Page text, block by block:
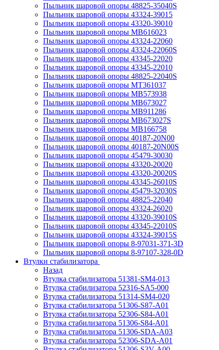
Пыльник шаровой опоры 48825-35040S
Пыльник шаровой опоры 43324-39015
Пыльник шаровой опоры 43320-39010
Пыльник шаровой опоры MB616023
Пыльник шаровой опоры 43324-22060
Пыльник шаровой опоры 43324-22060S
Пыльник шаровой опоры 43345-22020
Пыльник шаровой опоры 43345-22010
Пыльник шаровой опоры 48825-22040S
Пыльник шаровой опоры MT361037
Пыльник шаровой опоры MB573938
Пыльник шаровой опоры MB673027
Пыльник шаровой опоры MB911286
Пыльник шаровой опоры MB673027S
Пыльник шаровой опоры MB166758
Пыльник шаровой опоры 40187-20N00
Пыльник шаровой опоры 40187-20N00S
Пыльник шаровой опоры 45479-30030
Пыльник шаровой опоры 43320-20020
Пыльник шаровой опоры 43320-20020S
Пыльник шаровой опоры 43345-26010S
Пыльник шаровой опоры 45479-32030S
Пыльник шаровой опоры 48825-22040
Пыльник шаровой опоры 43324-26020
Пыльник шаровой опоры 43320-39010S
Пыльник шаровой опоры 43345-22010S
Пыльник шаровой опоры 43324-39015S
Пыльник шаровой опоры 8-97031-371-3D
Пыльник шаровой опоры 8-97107-328-0D
Втулки стабилизатора
Назад
Втулка стабилизатора 51381-SM4-013
Втулка стабилизатора 52316-SA5-000
Втулка стабилизатора 51314-SM4-020
Втулка стабилизатора 51306-S87-A01
Втулка стабилизатора 52306-S84-A01
Втулка стабилизатора 51306-S84-A01
Втулка стабилизатора 51306-SDA-A03
Втулка стабилизатора 52306-SDA-A01